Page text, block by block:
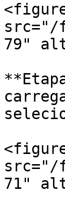
src="/
79"
src="/
71"